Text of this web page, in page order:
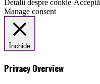
Detalii despre cookie Acceptă
Manage consent
Închide
Privacy Overview